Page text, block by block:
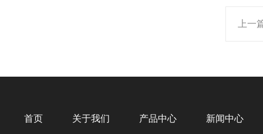
上一
首页 关于我们 产品中心 新闻中心